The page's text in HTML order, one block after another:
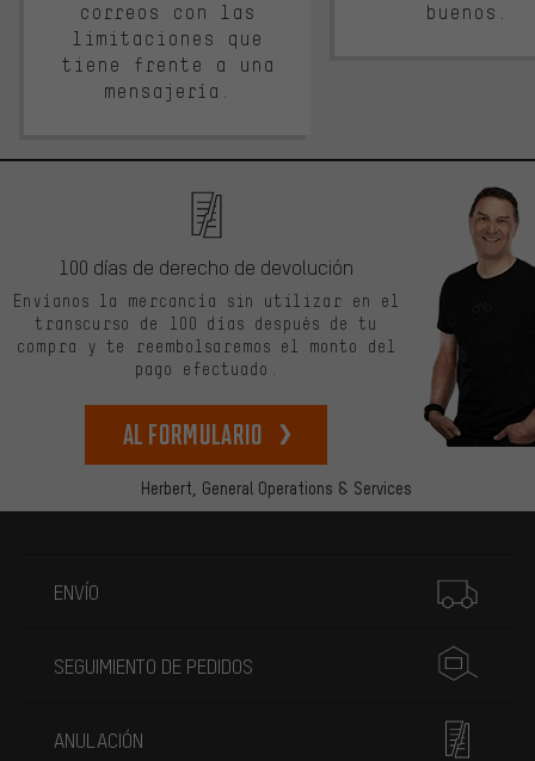
correos con las
limitaciones que
tiene frente a una
mensajería.
buenos.
Herbert, General Operations & Services
100 días de derecho de devolución
Envíanos la mercancía sin utilizar en el
transcurso de 100 días después de tu
compra y te reembolsaremos el monto del
pago efectuado.
Al formulario
ENVÍO
SEGUIMIENTO DE PEDIDOS
ANULACIÓN